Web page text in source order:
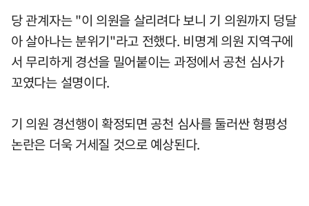
당 관계자는 "이 의원을 살리려다 보니 기 의원까지 덩달
아 살아나는 분위기"라고 전했다. 비명계 의원 지역구에
서 무리하게 경선을 밀어붙이는 과정에서 공천 심사가
꼬였다는 설명이다.
기 의원 경선행이 확정되면 공천 심사를 둘러싼 형평성
논란은 더욱 거세질 것으로 예상된다.